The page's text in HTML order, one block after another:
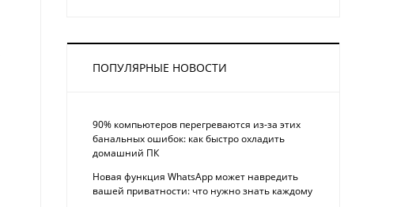
ПОПУЛЯРНЫЕ НОВОСТИ
90% компьютеров перегреваются из-за этих
банальных ошибок: как быстро охладить
домашний ПК
Новая функция WhatsApp может навредить
вашей приватности: что нужно знать каждому